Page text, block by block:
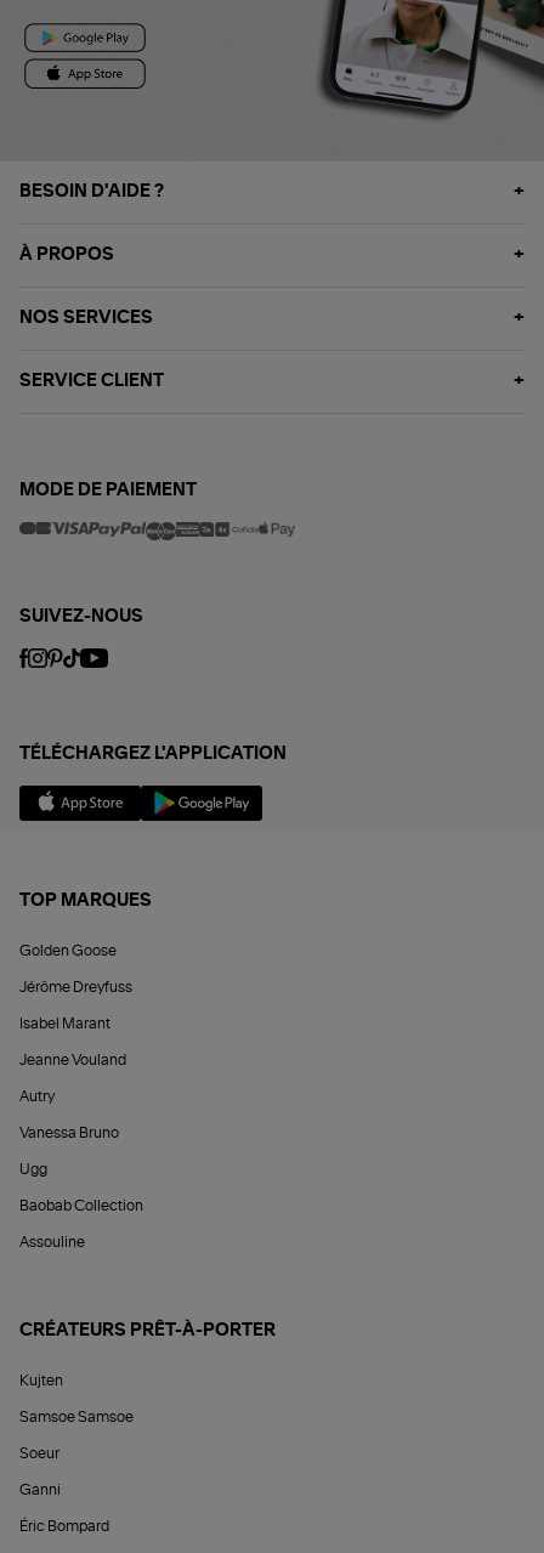
BESOIN D'AIDE ?
À PROPOS
NOS SERVICES
SERVICE CLIENT
MODE DE PAIEMENT
SUIVEZ-NOUS
TÉLÉCHARGEZ L'APPLICATION
TOP MARQUES
Golden Goose
Jérôme Dreyfuss
Isabel Marant
Jeanne Vouland
Autry
Vanessa Bruno
Ugg
Baobab Collection
Assouline
CRÉATEURS PRÊT-À-PORTER
Kujten
Samsoe Samsoe
Soeur
Ganni
Éric Bompard